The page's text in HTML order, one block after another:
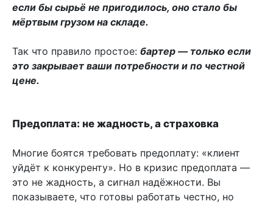
если бы сырьё не пригодилось, оно стало бы
мёртвым грузом на складе.
Так что правило простое: бартер — только если
это закрывает ваши потребности и по честной
цене.
Предоплата: не жадность, а страховка
Многие боятся требовать предоплату: «клиент
уйдёт к конкуренту». Но в кризис предоплата —
это не жадность, а сигнал надёжности. Вы
показываете, что готовы работать честно, но